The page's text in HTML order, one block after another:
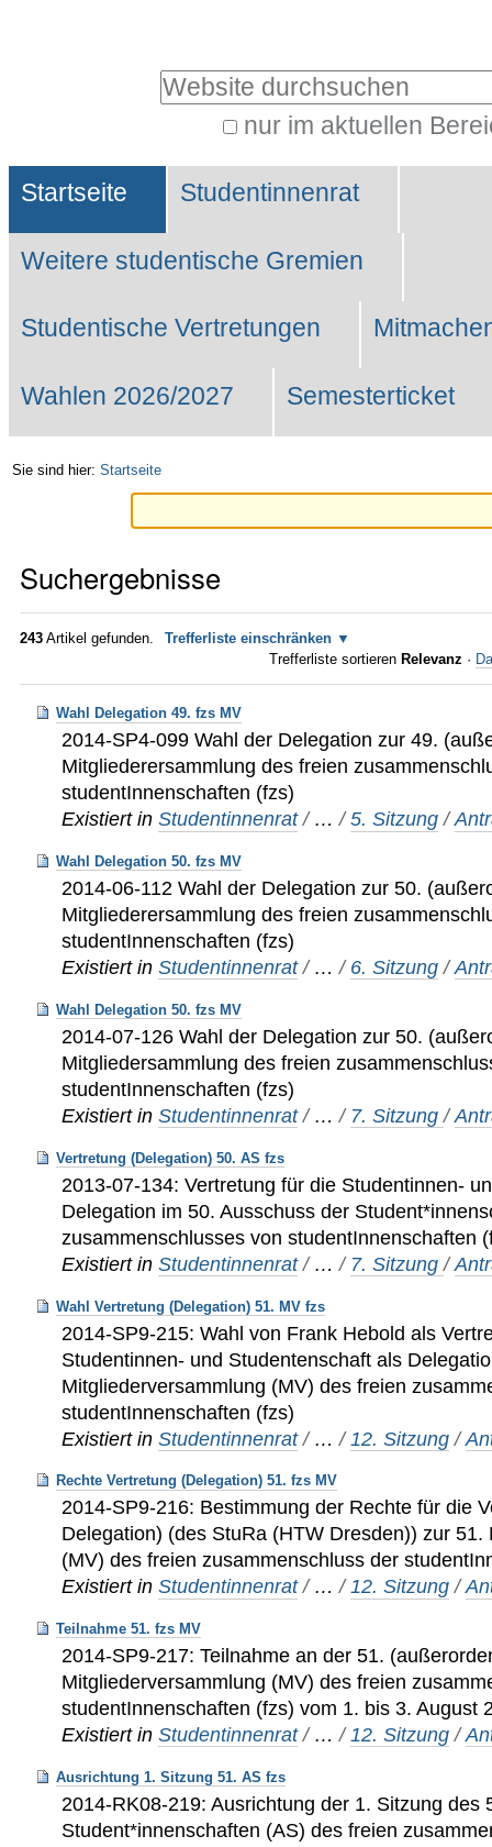
Website durchsuchen
nur im aktuellen
Suche…
Sektionen
Startseite Studentinnenrat
Weitere studentische Gremien
Studentische Vertretungen
Wahlen 2026/2027 Semesterticket
Sie sind hier: Startseite
Suchergebnisse
243 Artikel gefunden.
Trefferliste einschränken
Trefferliste sortieren Relevanz ·
Wahl Delegation 49. fzs MV
2014-SP4-099 Wahl der Delegation zur 49.
Mitgliederersammlung des freien
studentInnenschaften (fzs)
Existiert in Studentinnenrat / …/5. Sitzung /
Wahl Delegation 50. fzs MV
2014-06-112 Wahl der Delegation zur 50.
Mitgliederersammlung des freien
studentInnenschaften (fzs)
Existiert in Studentinnenrat / …/ 6. Sitzung /
Wahl Delegation 50. fzs MV
2014-07-126 Wahl der Delegation zur 50.
Mitgliedersammlung des freien
studentInnenschaften (fzs)
Existiert in Studentinnenrat / …/ 7. Sitzung/
Vertretung (Delegation) 50. AS fzs
2013-07-134: Vertretung für die Studentinnen-
Delegation im 50. Ausschuss der
zusammenschlusses von studentInnenschaften
Existiert in Studentinnenrat / …/ 7. Sitzung/
Wahl Vertretung (Delegation) 51. MV fzs
2014-SP9-215: Wahl von Frank Hebold als
Studentinnen- und Studentenschaft als
Mitgliederversammlung (MV) des freien
studentInnenschaften (fzs)
Existiert in Studentinnenrat / …/ 12. Sitzung /
Rechte Vertretung (Delegation) 51. fzs MV
2014-SP9-216: Bestimmung der Rechte für die
Delegation) (des StuRa (HTW Dresden)) zur
(MV) des freien zusammenschluss der
Existiert in Studentinnenrat / …/12. Sitzung /
Teilnahme 51. fzs MV
2014-SP9-217: Teilnahme an der 51.
Mitgliederversammlung (MV) des freien
studentInnenschaften (fzs) vom 1. bis 3. August
Existiert in Studentinnenrat / …/12. Sitzung /
Ausrichtung 1. Sitzung 51. AS fzs
2014-RK08-219: Ausrichtung der 1. Sitzung des
Student*innenschaften (AS) des freien